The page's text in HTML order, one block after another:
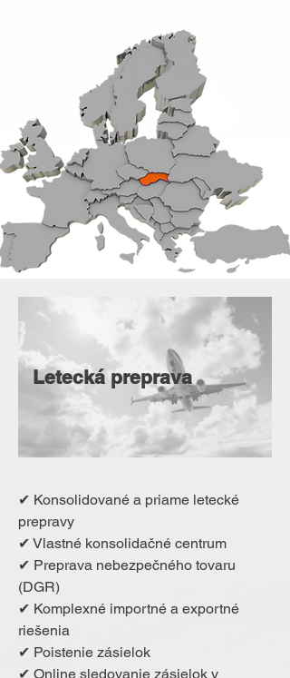
Letecká preprava
✔ Konsolidované a priame letecké
prepravy
✔ Vlastné konsolidačné centrum
✔ Preprava nebezpečného tovaru
(DGR)
✔ Komplexné importné a exportné
riešenia
✔ Poistenie zásielok
✔ Online sledovanie zásielok v